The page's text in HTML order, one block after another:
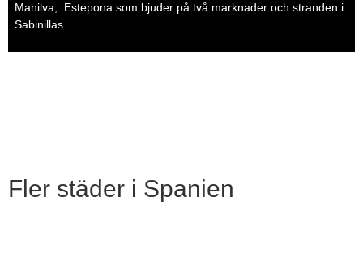
Manilva, Estepona som bjuder på två marknader och stranden i
Sabinillas
Fler städer i Spanien